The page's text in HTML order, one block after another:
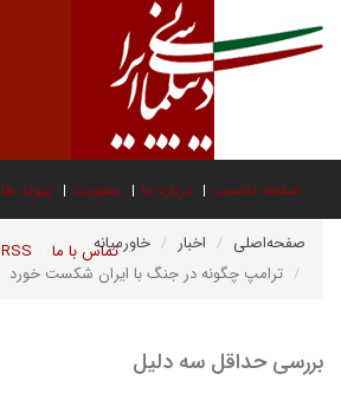
صفحه نخست درباره ما عضویت پیوند ها
تماس با ما RSS صفحه‌اصلی اخبار
خاورمیانه
ترامپ چگونه در جنگ با ایران شکست خورد
بررسی حداقل سه دلیل